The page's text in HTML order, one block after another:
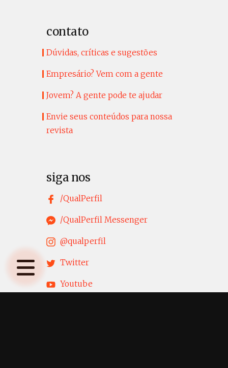
contato
Dúvidas, críticas e sugestões
Empresário? Vem com a gente
Jovem? A gente pode te ajudar
Envie seus conteúdos para nossa
revista
siga nos
/QualPerfil
/QualPerfil Messenger
@qualperfil
Twitter
Youtube